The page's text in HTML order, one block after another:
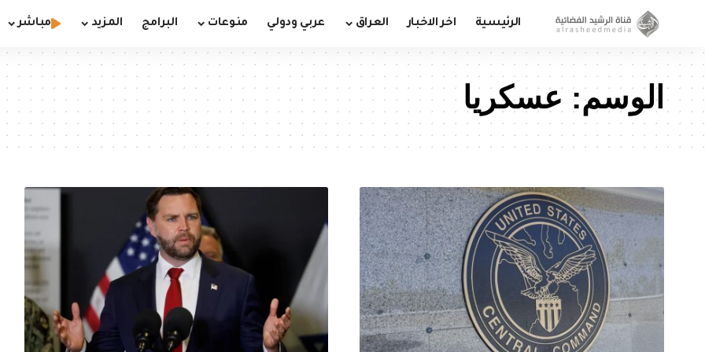
الرئيسية اخر الاخبار العراق عربي ودولي منوعات البرامج المزيد مباشر
الوسم: عسكريا